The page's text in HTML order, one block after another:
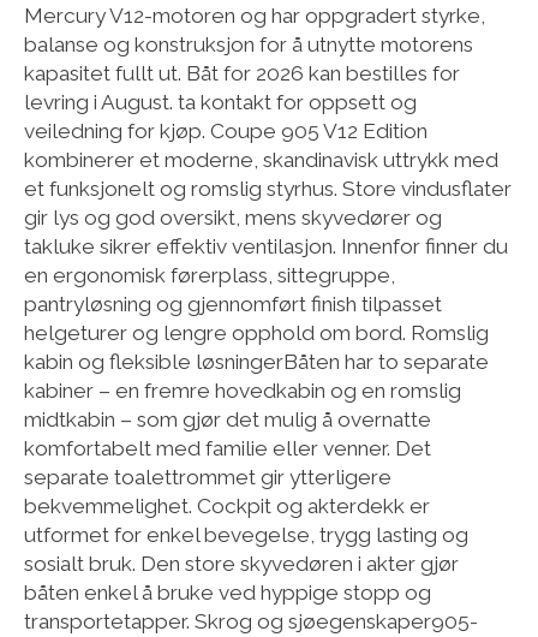
Mercury V12-motoren og har oppgradert styrke,
balanse og konstruksjon for å utnytte motorens
kapasitet fullt ut. Båt for 2026 kan bestilles for
levring i August. ta kontakt for oppsett og
veiledning for kjøp. Coupe 905 V12 Edition
kombinerer et moderne, skandinavisk uttrykk med
et funksjonelt og romslig styrhus. Store vindusflater
gir lys og god oversikt, mens skyvedører og
takluke sikrer effektiv ventilasjon. Innenfor finner du
en ergonomisk førerplass, sittegruppe,
pantryløsning og gjennomført finish tilpasset
helgeturer og lengre opphold om bord. Romslig
kabin og fleksible løsningerBåten har to separate
kabiner – en fremre hovedkabin og en romslig
midtkabin – som gjør det mulig å overnatte
komfortabelt med familie eller venner. Det
separate toalettrommet gir ytterligere
bekvemmelighet. Cockpit og akterdekk er
utformet for enkel bevegelse, trygg lasting og
sosialt bruk. Den store skyvedøren i akter gjør
båten enkel å bruke ved hyppige stopp og
transportetapper. Skrog og sjøegenskaper905-